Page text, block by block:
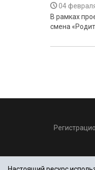
04
В рамках
смена